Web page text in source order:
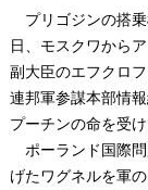
プリゴジンの搭
日、モスクワから
副大臣のエフクロ
連邦軍参謀本部情
プーチンの命を受
ポーランド国際問
げたワグネルを軍